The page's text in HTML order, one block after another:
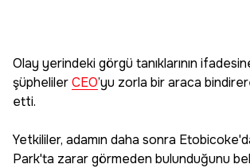
Olay yerindeki görgü tanıklarının
şüphelilerCEO’yu zorla bir araca
etti.
Yetkililer, adamın daha sonra
Park'ta zarar görmeden bulunduğunu